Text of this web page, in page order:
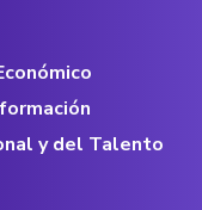
y del Talento